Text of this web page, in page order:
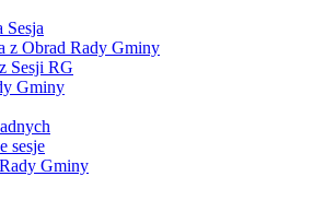
Sesja
z Obrad Rady Gminy
Sesji RG
Gminy
sesje
Gminy